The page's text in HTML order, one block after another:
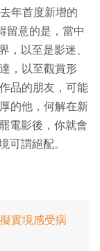
年首度新增的
留意的是，當中
，以至是影迷、
，以至觀賞形
品的朋友，可能
的他，何解在新
電影後，你就會
可謂絕配。
實境感受病